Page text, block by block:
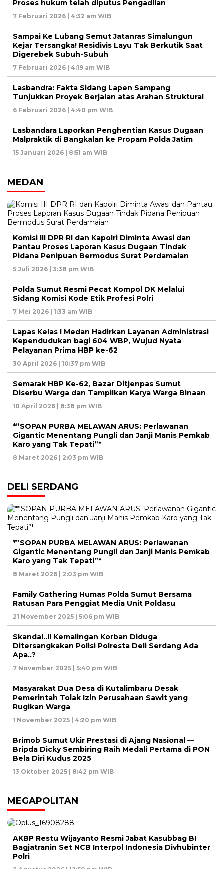
Proses hukum telah diputus Pengadilan
7 Februari 2026 | 4:32 am WIB
Sampai Ke Lubang Semut Jatanras Simalungun
Kejar Tersangka! Residivis Layu Tak Berkutik Saat
Digerebek Subuh-Subuh
7 Februari 2026 | 4:19 am WIB
Lasbandra: Fakta Sidang Lapen Sampang
Tunjukkan Proyek Berjalan atas Arahan Struktural
6 Februari 2026 | 4:40 pm WIB
Lasbandara Laporkan Penghentian Kasus Dugaan
Malpraktik di Bangkalan ke Propam Polda Jatim
15 Januari 2026 | 8:51 am WIB
MEDAN
Komisi III DPR RI dan Kapolri Diminta Awasi dan
Pantau Proses Laporan Kasus Dugaan Tindak
Pidana Penipuan Bermodus Surat Perdamaian
5 Juli 2026 | 3:38 pm WIB
Polda Sumut Resmi Pecat Kompol DK Melalui
Sidang Komisi Kode Etik Profesi Polri
7 Mei 2026 | 1:33 am WIB
Lapas Kelas I Medan Hadirkan Layanan Administrasi
Kependudukan bagi 604 WBP, Wujud Nyata
Pelayanan Prima HBP ke-62
30 April 2026 | 10:37 pm WIB
Semarak HBP Ke-62, Bazar Ditjenpas Sumut
Diserbu Warga dan Tampilkan Karya Warga Binaan
10 April 2026 | 8:38 pm WIB
*”SOPAN PURBA MELAWAN ARUS: Perlawanan
Gigantic Menentang Pungli dan Janji Manis Pemkab
Karo yang Tak Tepati”*
8 Maret 2026 | 2:03 pm WIB
DELI SERDANG
*”SOPAN PURBA MELAWAN ARUS: Perlawanan
Gigantic Menentang Pungli dan Janji Manis Pemkab
Karo yang Tak Tepati”*
8 Maret 2026 | 2:03 pm WIB
Family Gathering Humas Polda Sumut Bersama
Ratusan Para Penggiat Media Unit Poldasu
21 November 2025 | 5:06 pm WIB
Skandal..!! Kemalingan Korban Diduga
Ditersangkakan Polisi Polresta Deli Serdang Ada
Apa..?
7 November 2025 | 5:40 pm WIB
Masyarakat Dua Desa di Kutalimbaru Desak
Pemerintah Tolak Izin Perusahaan Sawit yang
Rugikan Warga
1 November 2025 | 4:20 pm WIB
Brimob Sumut Ukir Prestasi di Ajang Nasional —
Bripda Dicky Sembiring Raih Medali Pertama di PON
Bela Diri Kudus 2025
13 Oktober 2025 | 8:42 pm WIB
MEGAPOLITAN
AKBP Restu Wijayanto Resmi Jabat Kasubbag BI
Bagjatranin Set NCB Interpol Indonesia Divhubinter
Polri